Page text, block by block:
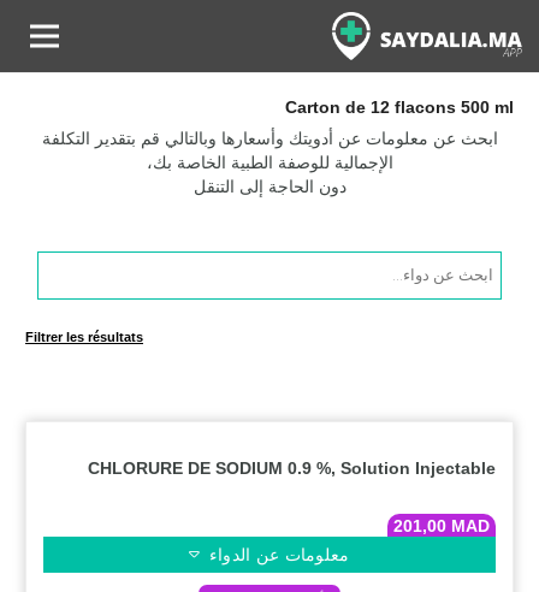
Carton de 12 flacons 500 ml
ابحث عن معلومات عن أدويتك وأسعارها وبالتالي قم بتقدير التكلفة
الإجمالية للوصفة الطبية الخاصة بك،
دون الحاجة إلى التنقل
Products
search
Filtrer les résultats
CHLORURE DE SODIUM 0.9 %, Solution Injectable
201,00 MAD
معلومات عن الدواء